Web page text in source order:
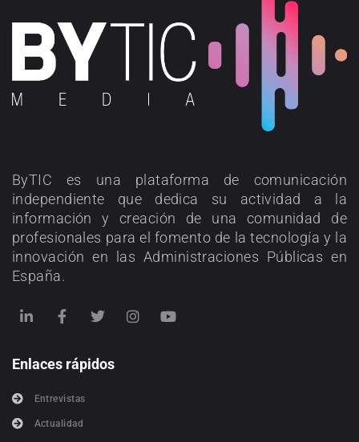
ByTIC es una plataforma de comunicación
independiente que dedica su actividad a la
información y creación de una comunidad de
profesionales para el fomento de la tecnología y la
innovación en las Administraciones Públicas en
España.
Enlaces rápidos
Entrevistas
Actualidad